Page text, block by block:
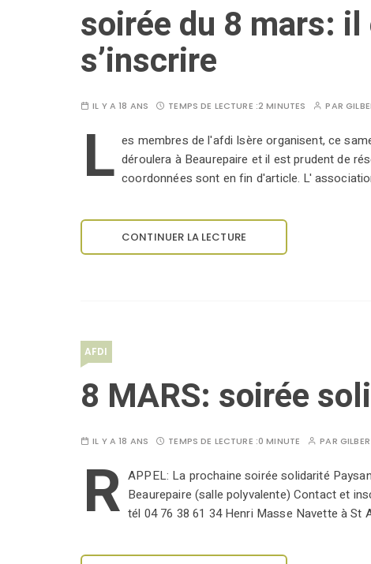
soirée du 8 mars:
s’inscrire
IL Y A 18 ANS TEMPS DE LECTURE :2 MINUTES PAR
L es membres de l'afdi Isère organisent, ce
déroulera à Beaurepaire et il est prudent de
coordonnées sont en fin d'article. L'
CONTINUER LA LECTURE
AFDI
8 MARS: soirée
IL Y A 18 ANS TEMPS DE LECTURE :0 MINUTE PAR
R APPEL: La prochaine soirée solidarité
Beaurepaire (salle polyvalente) Contact et
tél 04 76 38 61 34 Henri Masse Navette à St